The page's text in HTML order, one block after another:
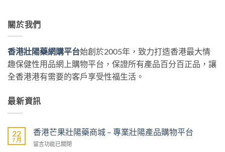
關於我們
香港壯陽藥網購平台始創於2005年，致力打造香港最大情
趣保健性用品網上購物平台，保證所有產品百分百正品，讓
全香港港有需要的客戶享受性福生活。
最新資訊
22
7 月
香港芒果壯陽藥商城 – 專業壯陽產品購物平台
在
留言功能已關閉